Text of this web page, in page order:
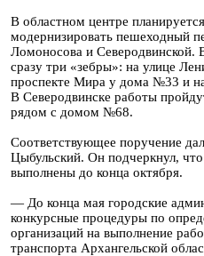
В областном центре планируется
модернизировать пешеходный
Ломоносова и Северодвинской.
сразу три «зебры»: на улице
проспекте Мира у дома №33 и
В Северодвинске работы
рядом с домом №68.
Соответствующее поручение
Цыбульский. Он подчеркнул,
выполнены до конца октября.
— До конца мая городские
конкурсные процедуры по
организаций на выполнение
транспорта Архангельской